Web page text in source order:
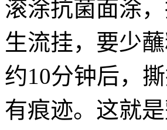
滚涂抗菌面涂
生流挂，要少
约10分钟后，
有痕迹。这就